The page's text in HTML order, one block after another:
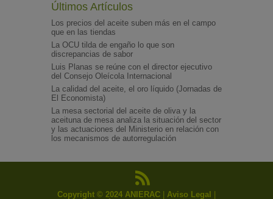
Últimos Artículos
Los precios del aceite suben más en el campo
que en las tiendas
La OCU tilda de engaño lo que son
discrepancias de sabor
Luis Planas se reúne con el director ejecutivo
del Consejo Oleícola Internacional
La calidad del aceite, el oro líquido (Jornadas de
El Economista)
La mesa sectorial del aceite de oliva y la
aceituna de mesa analiza la situación del sector
y las actuaciones del Ministerio en relación con
los mecanismos de autorregulación
Copyright © 2024 ANIERAC Aviso Legal